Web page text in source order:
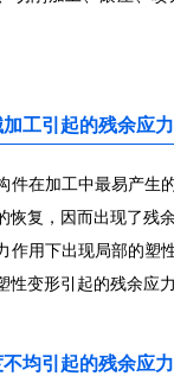
工引起的残余应力
件在加工中最易产生
恢复，因而出现了残余
作用下出现局部的塑
性变形引起的残余应
均引起的残余应力